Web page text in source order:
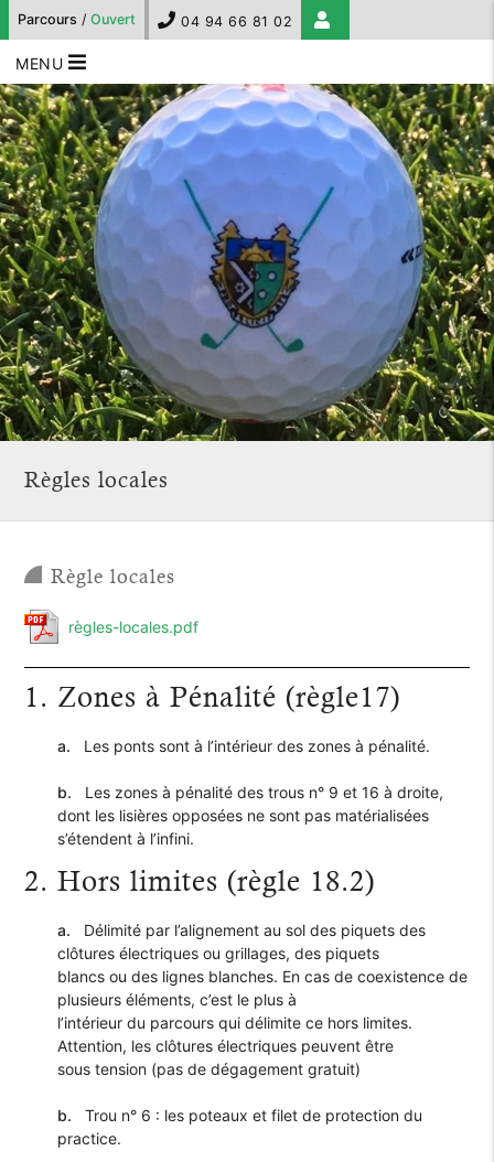
Parcours / Ouvert 04 94 66 81 02
MENU
Règles locales
Règle locales
règles-locales.pdf
1. Zones à Pénalité (règle17)
a. Les ponts sont à l’intérieur des zones à pénalité.
b. Les zones à pénalité des trous n° 9 et 16 à droite,
dont les lisières opposées ne sont pas matérialisées
s’étendent à l’infini.
2. Hors limites (règle 18.2)
a. Délimité par l’alignement au sol des piquets des
clôtures électriques ou grillages, des piquets
blancs ou des lignes blanches. En cas de coexistence de
plusieurs éléments, c’est le plus à
l’intérieur du parcours qui délimite ce hors limites.
Attention, les clôtures électriques peuvent être
sous tension (pas de dégagement gratuit)
b. Trou n° 6 : les poteaux et filet de protection du
practice.